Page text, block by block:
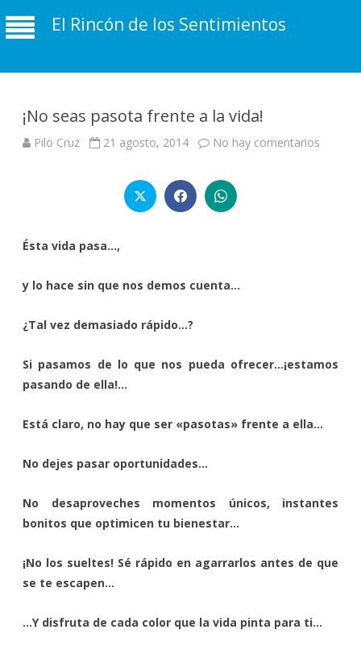
El Rincón de los Sentimientos
¡No seas pasota frente a la vida!
Pilo Cruz 21 agosto, 2014 No hay comentarios
Ésta vida pasa…,
y lo hace sin que nos demos cuenta…
¿Tal vez demasiado rápido…?
Si pasamos de lo que nos pueda ofrecer…¡estamos
pasando de ella!…
Está claro, no hay que ser «pasotas» frente a ella…
No dejes pasar oportunidades…
No desaproveches momentos únicos, instantes
bonitos que optimicen tu bienestar…
¡No los sueltes! Sé rápido en agarrarlos antes de que
se te escapen…
…Y disfruta de cada color que la vida pinta para ti…